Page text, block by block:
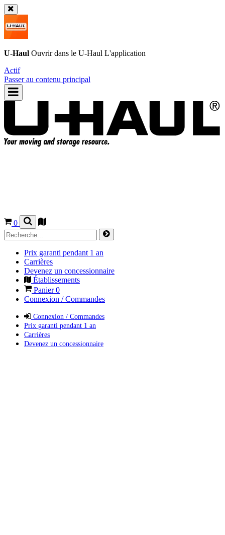
U-Haul Ouvrir dans le U-Haul L'application
Actif
Passer au contenu principal
0
Prix garanti pendant 1 an
Carrières
Devenez un concessionnaire
Établissements
Panier0
Connexion / Commandes
Connexion / Commandes
Prix garanti pendant 1 an
Carrières
Devenez un concessionnaire